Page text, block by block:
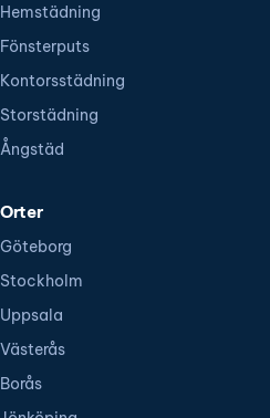
Hemstädning
Fönsterputs
Kontorsstädning
Storstädning
Ångstäd
Orter
Göteborg
Stockholm
Uppsala
Västerås
Borås